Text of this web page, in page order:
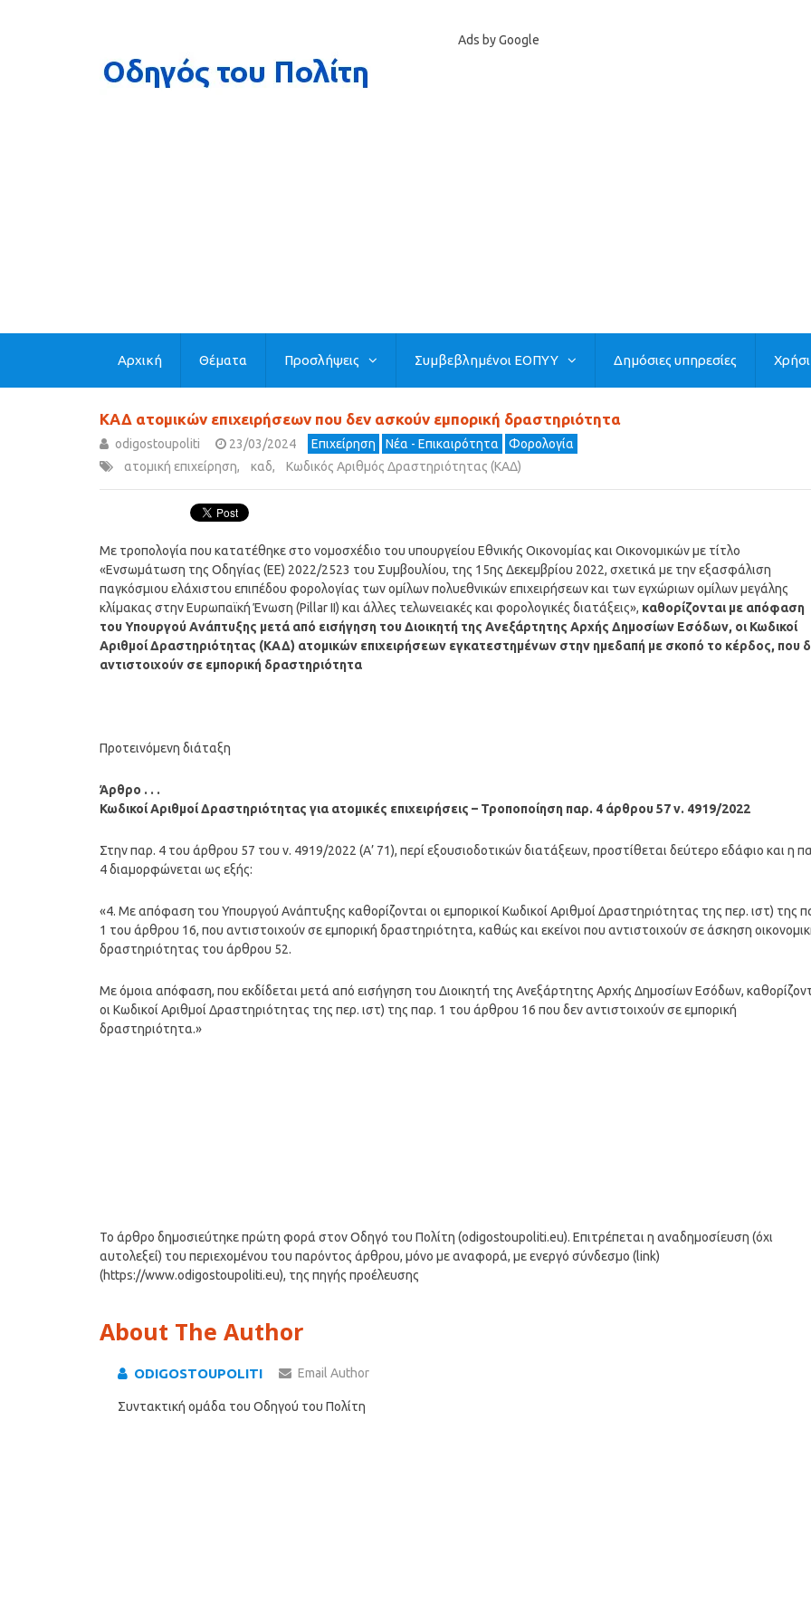
Ads by Google
Αρχική Θέματα Προσλήψεις Συμβεβλημένοι ΕΟΠΥΥ Δημόσιες υπηρεσίες
ΚΑΔ ατομικών επιχειρήσεων που δεν ασκούν εμπορική δραστηριότητα
odigostoupoliti 23/03/2024 Επιχείρηση Νέα - Επικαιρότητα
Φορολογία
ατομική επιχείρηση, καδ, Κωδικός Αριθμός Δραστηριότητας (ΚΑΔ)
Με τροπολογία που κατατέθηκε στο νομοσχέδιο του υπουργείου Εθνικής Οικονομίας και Οικονομικών με τίτλο
«Ενσωμάτωση της Οδηγίας (ΕΕ) 2022/2523 του Συμβουλίου, της 15ης Δεκεμβρίου 2022, σχετικά με την εξασφάλιση
παγκόσμιου ελάχιστου επιπέδου φορολογίας των ομίλων πολυεθνικών επιχειρήσεων και των εγχώριων ομίλων μεγάλης
κλίμακας στην Ευρωπαϊκή Ένωση (Pillar II) και άλλες τελωνειακές και φορολογικές διατάξεις», καθορίζονται με απόφαση
του Υπουργού Ανάπτυξης μετά από εισήγηση του Διοικητή της Ανεξάρτητης Αρχής Δημοσίων Εσόδων, οι Κωδικοί
Αριθμοί Δραστηριότητας (ΚΑΔ) ατομικών επιχειρήσεων εγκατεστημένων στην ημεδαπή με σκοπό το κέρδος, που
αντιστοιχούν σε εμπορική δραστηριότητα
Προτεινόμενη διάταξη
Άρθρο . . .
Κωδικοί Αριθμοί Δραστηριότητας για ατομικές επιχειρήσεις – Τροποποίηση παρ. 4 άρθρου 57 ν. 4919/2022
Στην παρ. 4 του άρθρου 57 του ν. 4919/2022 (Α’ 71), περί εξουσιοδοτικών διατάξεων, προστίθεται δεύτερο εδάφιο και η
4 διαμορφώνεται ως εξής:
«4. Με απόφαση του Υπουργού Ανάπτυξης καθορίζονται οι εμπορικοί Κωδικοί Αριθμοί Δραστηριότητας της περ. ιστ) της
1 του άρθρου 16, που αντιστοιχούν σε εμπορική δραστηριότητα, καθώς και εκείνοι που αντιστοιχούν σε άσκηση
δραστηριότητας του άρθρου 52.
Με όμοια απόφαση, που εκδίδεται μετά από εισήγηση του Διοικητή της Ανεξάρτητης Αρχής Δημοσίων Εσόδων,
οι Κωδικοί Αριθμοί Δραστηριότητας της περ. ιστ) της παρ. 1 του άρθρου 16 που δεν αντιστοιχούν σε εμπορική
δραστηριότητα.»
Το άρθρο δημοσιεύτηκε πρώτη φορά στον Οδηγό του Πολίτη (odigostoupoliti.eu). Επιτρέπεται η αναδημοσίευση (όχι
αυτολεξεί) του περιεχομένου του παρόντος άρθρου, μόνο με αναφορά, με ενεργό σύνδεσμο (link)
(https://www.odigostoupoliti.eu), της πηγής προέλευσης
About The Author
ODIGOSTOUPOLITI Email Author
Συντακτική ομάδα του Οδηγού του Πολίτη